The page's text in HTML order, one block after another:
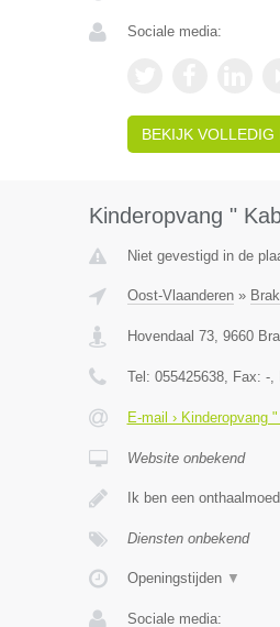
Sociale media:
BEKIJK VOLLEDIG
Kinderopvang "
Niet gevestigd in de
Oost-Vlaanderen»
Hovendaal 73, 9660
Tel: 055425638, Fax: -,
E-mail › Kinderopvang
Website onbekend
Ik ben een
Diensten onbekend
Openingstijden ▼
Sociale media: